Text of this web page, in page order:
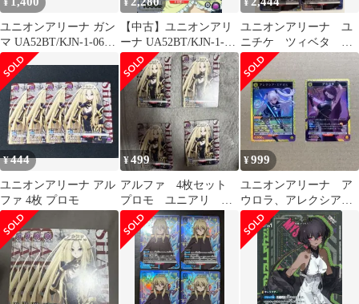
ユニオンアリーナ ガン
マ UA52BT/KJN-1-063
U★ UNION ARENA 412
【中古】ユニオンアリ
ーナ UA52BT/KJN-1-
063[U★]：(キラ)ガン
マ
ユニオンアリーナ ユ
ニチケ ツィベタ プ
ロモ×4
¥444
ユニオンアリーナ アル
ファ 4枚 プロモ
¥499
アルファ 4枚セット
プロモ ユニアリ ユ
ニオンアリーナ
¥999
ユニオンアリーナ ア
ウロラ、アレクシア・
ミドガル2枚セット